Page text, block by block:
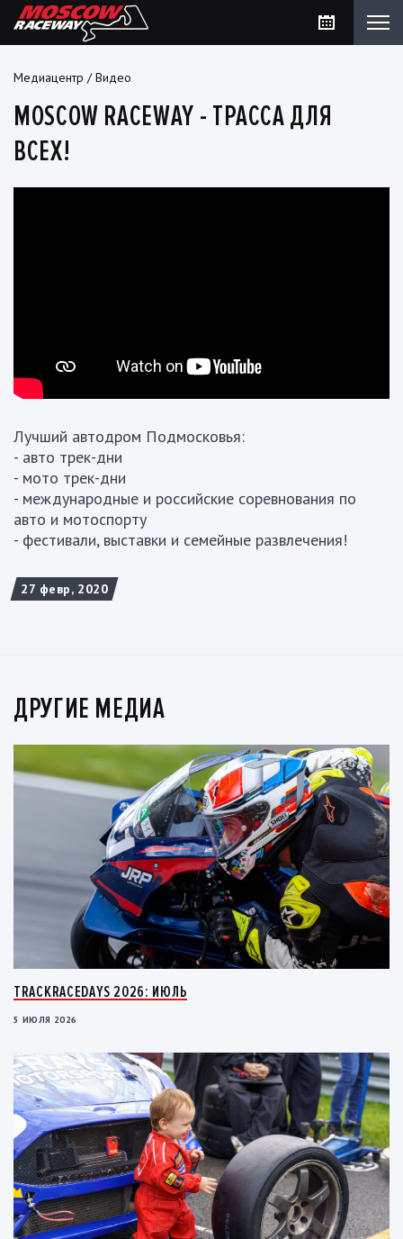
Медиацентр /Видео
MOSCOW RACEWAY - ТРАССА ДЛЯ
ВСЕХ!
Лучший автодром Подмосковья:
- авто трек-дни
- мото трек-дни
- международные и российские соревнования по
авто и мотоспорту
- фестивали, выставки и семейные развлечения!
27 февр, 2020
ДРУГИЕ МЕДИА
TRACKRACEDAYS 2026: ИЮЛЬ
5 ИЮЛЯ 2026